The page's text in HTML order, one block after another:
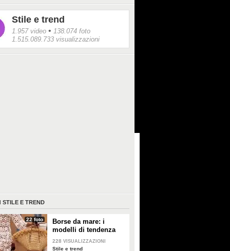
Stile e trend
1.957 video • 138.074 foto
1.515.089.733 visualizzazioni
STILE E TREND
22 foto
Borse da mare: i
modelli di tendenza
per l'estate 2026
228 VISUALIZZAZIONI
Stile e trend